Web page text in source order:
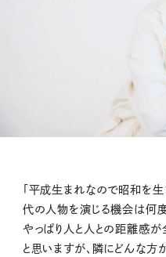
「平成生まれなので昭和を
代の人物を演じる機会は何度
やっぱり人と人との距離感が
と思いますが、隣にどんな